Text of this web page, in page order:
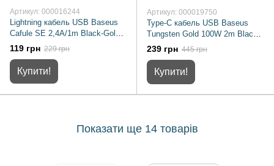
Артикул: 000016244
Lightning кабель USB Baseus
Cafule SE 2,4A/1m Black-Gold
(CALKLF-BV1)
119 грн 229 грн
Купити!
Артикул: 000019750
Type-C кабель USB Baseus
Tungsten Gold 100W 2m Black
(CAWJ000101)
239 грн 445 грн
Купити!
Показати ще 14 товарів